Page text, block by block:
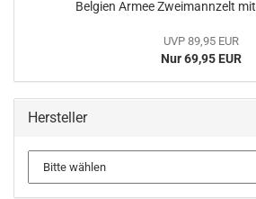
Belgien Armee Zweimannzelt
UVP 89,95 EUR
Nur 69,95 EUR
Hersteller